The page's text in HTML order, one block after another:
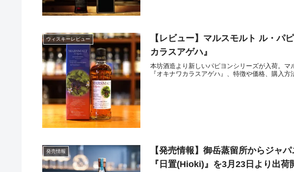
ウィスキーレビュー
【レビュー】マルスモルト ル・パ
カラスアゲハ』
本坊酒造より新しいパピヨンシリーズが入荷。
『オキナワカラスアゲハ』、特徴や価格、購入方
発売情報
【発売情報】御岳蒸留所からジャ
『日置(Hioki)』を3月23日より出荷